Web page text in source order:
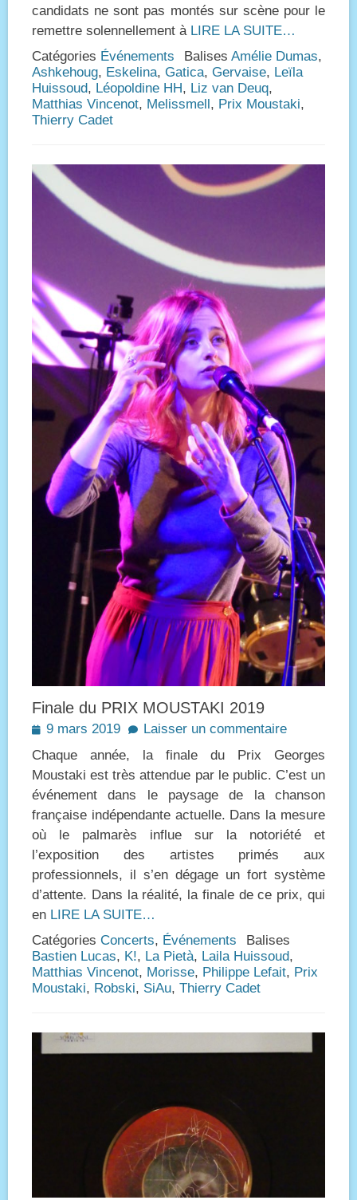
candidats ne sont pas montés sur scène pour le
remettre solennellement à LIRE LA SUITE…
Catégories Événements Balises Amélie Dumas,
Ashkehoug, Eskelina, Gatica, Gervaise, Leïla
Huissoud, Léopoldine HH, Liz van Deuq,
Matthias Vincenot, Melissmell, Prix Moustaki,
Thierry Cadet
Finale du PRIX MOUSTAKI 2019
Posted
9 mars 2019
Laisser un commentaire
Chaque année, la finale du Prix Georges
Moustaki est très attendue par le public. C’est un
événement dans le paysage de la chanson
française indépendante actuelle. Dans la mesure
où le palmarès influe sur la notoriété et
l’exposition des artistes primés aux
professionnels, il s’en dégage un fort système
d’attente. Dans la réalité, la finale de ce prix, qui
en LIRE LA SUITE…
Catégories Concerts, Événements
Balises
Bastien Lucas, K!, La Pietà, Laila Huissoud,
Matthias Vincenot, Morisse, Philippe Lefait, Prix
Moustaki, Robski, SiAu, Thierry Cadet